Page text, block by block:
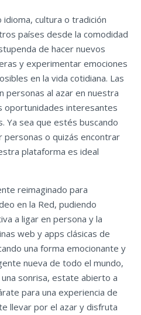
cultura o tradición
países desde la comodidad
de hacer nuevos
y experimentar emociones
en la vida cotidiana. Las
personas al azar en nuestra
oportunidades interesantes
Ya sea que estés buscando
personas o quizás encontrar
plataforma es ideal
reimaginado para
en la Red, pudiendo
a ligar en persona y la
web y apps clásicas de
una forma emocionante y
nueva de todo el mundo,
sonrisa, estate abierto a
para una experiencia de
llevar por el azar y disfruta